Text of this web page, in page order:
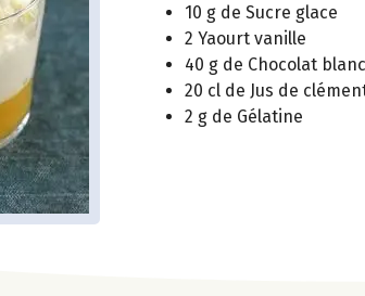
10 g de Sucre glace
2 Yaourt vanille
40 g de Chocolat blanc
20 cl de Jus de
2 g de Gélatine